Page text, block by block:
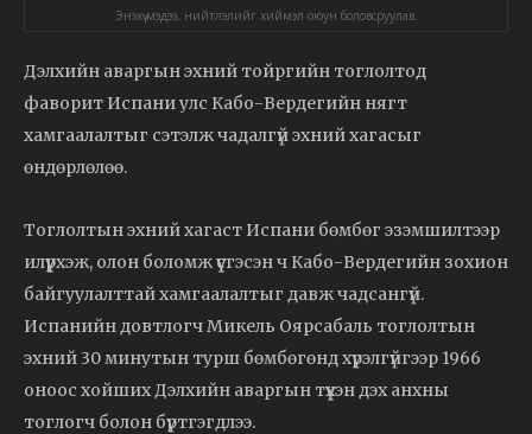
Энэхүү мэдээ, нийтлэлийг хиймэл оюун боловсруулав.
Дэлхийн аваргын эхний тойргийн тоглолтод
фаворит Испани улс Кабо-Вердегийн нягт
хамгаалалтыг сэтэлж чадалгүй эхний хагасыг
өндөрлөлөө.
Тоглолтын эхний хагаст Испани бөмбөг эзэмшилтээр
илүүрхэж, олон боломж үүсгэсэн ч Кабо-Вердегийн зохион
байгуулалттай хамгаалалтыг давж чадсангүй.
Испанийн довтлогч Микель Оярсабаль тоглолтын
эхний 30 минутын турш бөмбөгөнд хүрэлгүйгээр 1966
оноос хойших Дэлхийн аваргын түүхэн дэх анхны
тоглогч болон бүртгэгдлээ.